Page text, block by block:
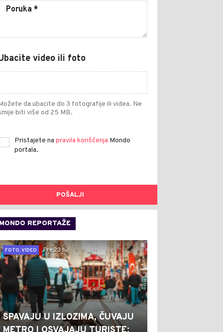
video ili foto
da ubacite do 3 fotografije ili videa. Ne
biti više od 25 MB.
Pristajete na pravila korišćenja Mondo
portala.
POŠALJI
MONDO REPORTAŽE
0
FOTO, VIDEO
Pre 23 h
SPAVAJU U IZLOZIMA, ČUVAJU